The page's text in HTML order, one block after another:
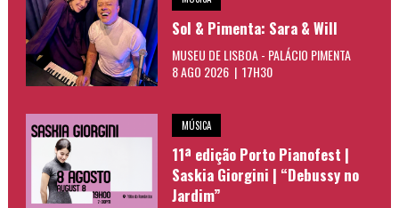
Sol & Pimenta: Sara & Will
MUSEU DE LISBOA - PALÁCIO PIMENTA
8 AGO 2026 | 17H30
MÚSICA
11ª edição Porto Pianofest |
Saskia Giorgini | “Debussy no
Jardim”